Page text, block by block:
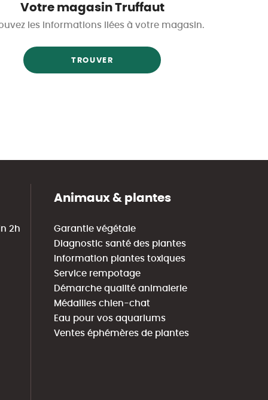
Votre magasin Truffaut
les informations liées à votre magasin.
TROUVER
2h
Animaux & plantes
Garantie végétale
Diagnostic santé des plantes
Information plantes toxiques
Service rempotage
Démarche qualité animalerie
Médailles chien-chat
Eau pour vos aquariums
Ventes éphémères de plantes